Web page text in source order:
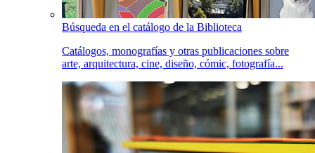
Búsqueda en el catálogo de la Biblioteca
Catálogos, monografías y otras publicaciones sobre
arte, arquitectura, cine, diseño, cómic, fotografía...